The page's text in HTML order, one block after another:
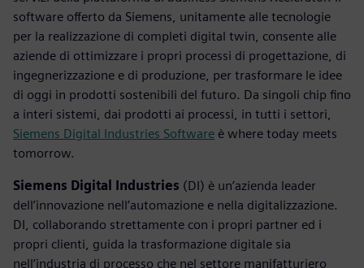
software offerto da Siemens, unitamente alle tecnologie
per la realizzazione di completi digital twin, consente alle
aziende di ottimizzare i propri processi di progettazione, di
ingegnerizzazione e di produzione, per trasformare le idee
di oggi in prodotti sostenibili del futuro. Da singoli chip fino
a interi sistemi, dai prodotti ai processi, in tutti i settori,
Siemens Digital Industries Software è where today meets
tomorrow.
Siemens Digital Industries (DI) è un’azienda leader
dell’innovazione nell’automazione e nella digitalizzazione.
DI, collaborando strettamente con i propri partner ed i
propri clienti, guida la trasformazione digitale sia
nell’industria di processo che nel settore manifatturiero